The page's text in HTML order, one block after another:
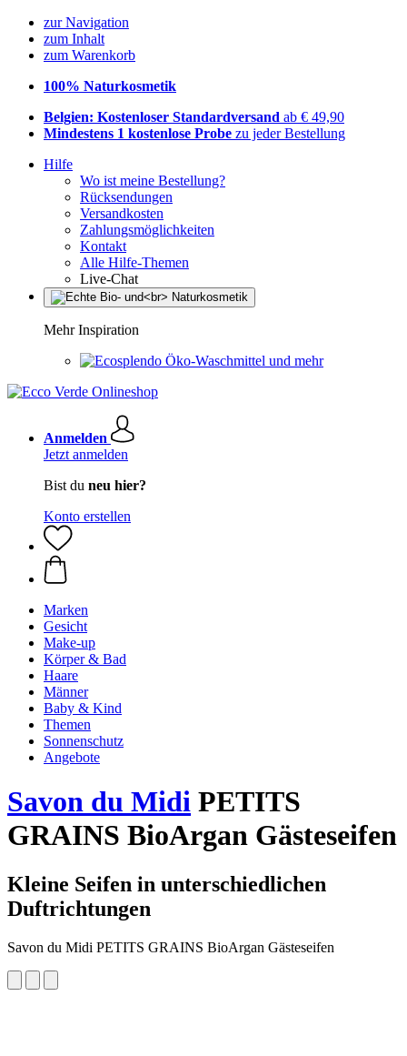
zur Navigation
zum Inhalt
zum Warenkorb
100% Naturkosmetik
Belgien: Kostenloser Standardversand ab € 49,90
Mindestens 1 kostenlose Probe zu jeder Bestellung
Hilfe
Wo ist meine Bestellung?
Rücksendungen
Versandkosten
Zahlungsmöglichkeiten
Kontakt
Alle Hilfe-Themen
Live-Chat
Mehr Inspiration
Öko-Waschmittel und mehr
Anmelden
Jetzt anmelden
Bist du neu hier?
Konto erstellen
Marken
Gesicht
Make-up
Körper & Bad
Haare
Männer
Baby & Kind
Themen
Sonnenschutz
Angebote
Savon du Midi PETITS
GRAINS BioArgan Gästeseifen
Kleine Seifen in unterschiedlichen
Duftrichtungen
Savon du Midi PETITS GRAINS BioArgan Gästeseifen